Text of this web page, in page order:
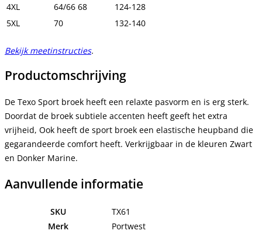
4XL
64/66 68
124-128
5XL
70 132-140
Bekijk meetinstructies.
Productomschrijving
De Texo Sport broek heeft een relaxte pasvorm en is erg sterk.
Doordat de broek subtiele accenten heeft geeft het extra
vrijheid, Ook heeft de sport broek een elastische heupband die
gegarandeerde comfort heeft. Verkrijgbaar in de kleuren Zwart
en Donker Marine.
Aanvullende informatie
SKU
TX61
Merk
Portwest